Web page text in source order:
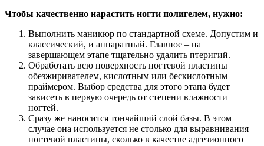
Чтобы качественно нарастить ногти полигелем, нужно:
Выполнить маникюр по стандартной схеме. Допустим и
классический, и аппаратный. Главное – на
завершающем этапе тщательно удалить птеригий.
Обработать всю поверхность ногтевой пластины
обезжиривателем, кислотным или бескислотным
праймером. Выбор средства для этого этапа будет
зависеть в первую очередь от степени влажности
ногтей.
Сразу же наносится тончайший слой базы. В этом
случае она используется не столько для выравнивания
ногтевой пластины, сколько в качестве адгезионного